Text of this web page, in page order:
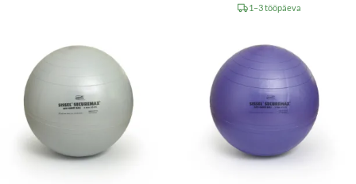
1–3 tööpäeva